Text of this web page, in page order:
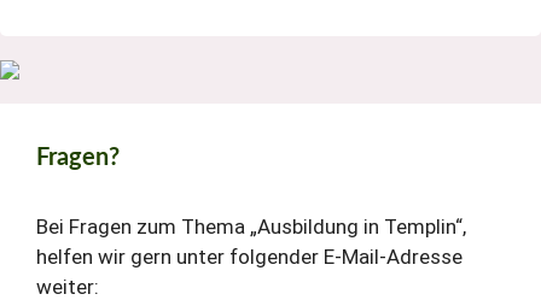
Fragen?
Bei Fragen zum Thema „Ausbildung in Templin“,
helfen wir gern unter folgender E-Mail-Adresse
weiter: